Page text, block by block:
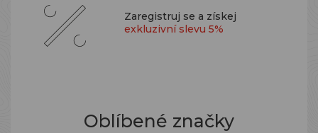
Zaregistruj se a získej
exkluzivní slevu 5%
Oblíbené značky